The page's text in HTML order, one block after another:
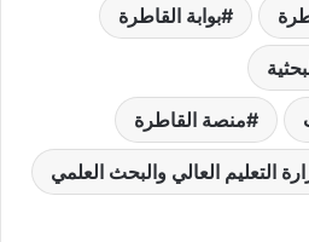
بوابة القاطرة
منصة القاطرة
التعليم العالي والبحث العلمي